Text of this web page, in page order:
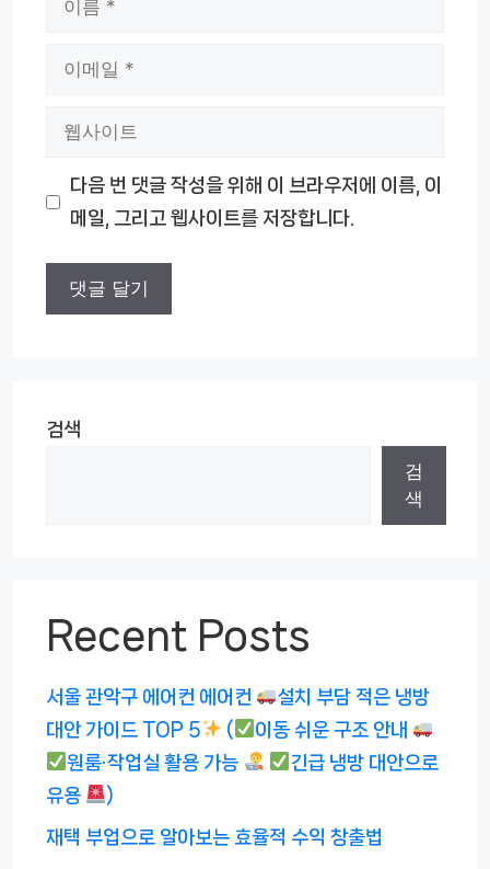
다음 번 댓글 작성을 위해 이 브라우저에 이름, 이
메일, 그리고 웹사이트를 저장합니다.
검색
검
색
Recent Posts
서울 관악구 에어컨 에어컨
설치 부담 적은 냉방
대안 가이드 TOP 5
(
이동 쉬운 구조 안내
원룸·작업실 활용 가능
긴급 냉방 대안으로
유용
)
재택 부업으로 알아보는 효율적 수익 창출법